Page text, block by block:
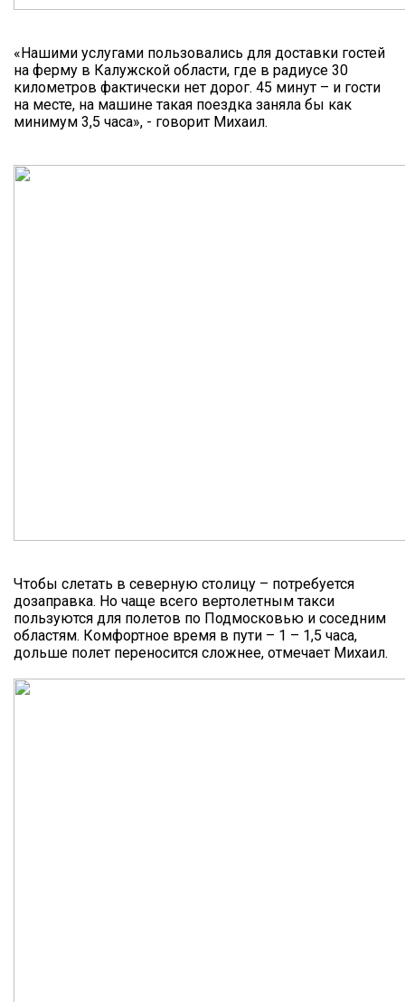
«Нашими услугами пользовались для доставки гостей
на ферму в Калужской области, где в радиусе 30
километров фактически нет дорог. 45 минут – и гости
на месте, на машине такая поездка заняла бы как
минимум 3,5 часа», - говорит Михаил.
Чтобы слетать в северную столицу – потребуется
дозаправка. Но чаще всего вертолетным такси
пользуются для полетов по Подмосковью и соседним
областям. Комфортное время в пути – 1 – 1,5 часа,
дольше полет переносится сложнее, отмечает Михаил.